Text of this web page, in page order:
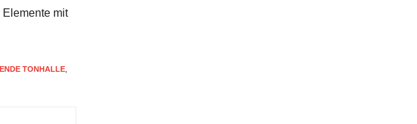
mit
TONHALLE